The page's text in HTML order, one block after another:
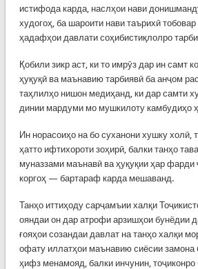
истифода карда, наслҳои нави
худогоҳ, ба шароити нави таърихӣ
ҳадафҳои давлати соҳибистиқлолро
Қобили зикр аст, ки то имрӯз дар ин самт
ҳуқуқӣ ва маънавию тарбиявӣ ба анҷом
таҳлилҳо нишон медиҳанд, ки дар самти
динии мардуми мо мушкилоту камбудиҳо
Ин норасоиҳо на бо суханони хушку холӣ,
ҳатто ифтихороти зоҳирӣ, балки танҳо
муназзами маънавӣ ва ҳуқуқии ҳар
коргоҳ — бартараф карда мешаванд.
Танҳо иттиҳоду сарҷамъии халқи
ояндаи он дар атрофи арзишҳои бунёдии
ғояҳои созандаи давлат на танҳо халқи
офату иллатҳои маънавию сиёсии замона
ҳифз менамояд, балки инчунин,